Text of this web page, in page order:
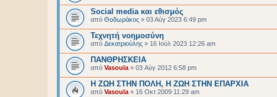
Social media και εθισμός
από Θοδωράκος » 03 Αύγ 2023 6:49 pm
Τεχνητή νοημοσύνη
από Δεκατριούλης » 16 Ιούλ 2023 12:26 am
ΠΑΝΘΡΗΣΚΕΙΑ
από Vasoula » 03 Αύγ 2012 6:58 pm
Η ΖΩΗ ΣΤΗΝ ΠΟΛΗ, Η ΖΩΗ ΣΤΗΝ ΕΠΑΡΧΙΑ
από Vasoula » 16 Οκτ 2009 11:29 am